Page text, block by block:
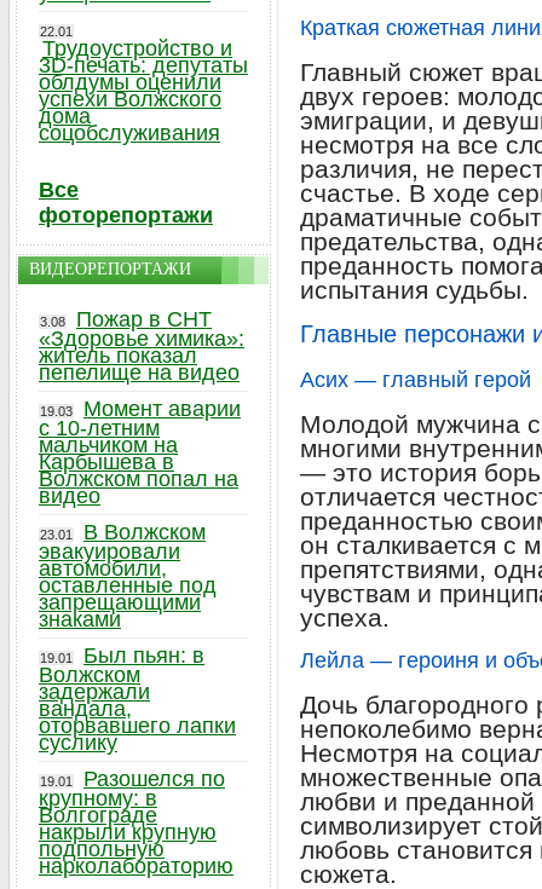
Краткая сюжетная
Главный сюжет
двух героев:
эмиграции, и
несмотря на все
различия, не
счастье. В ходе
драматичные
предательства,
преданность
испытания судьбы.
Главные персонажи
Асих — главный герой
Молодой мужчина
многими
— это история
отличается
преданностью
он сталкивается с
препятствиями,
чувствам и
успеха.
Лейла — героиня и
Дочь благородного
непоколебимо
Несмотря на
множественные
любви и преданной
символизирует
любовь
сюжета.
22.01
Трудоустройство и
3D-печать: депутаты
облдумы оценили
успехи Волжского
дома
соцобслуживания
Все
фоторепортажи
ВИДЕОРЕПОРТАЖИ
3.08
Пожар в СНТ
«Здоровье химика»:
житель показал
пепелище на видео
19.03
Момент аварии
с 10-летним
мальчиком на
Карбышева в
Волжском попал на
видео
23.01
В Волжском
эвакуировали
автомобили,
оставленные под
запрещающими
знаками
19.01
Был пьян: в
Волжском
задержали
вандала,
оторвавшего лапки
суслику
19.01
Разошелся по
крупному: в
Волгограде
накрыли крупную
подпольную
нарколабораторию